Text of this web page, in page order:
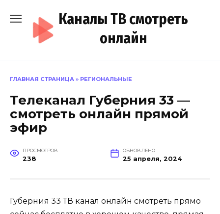
содержанию
Каналы ТВ смотреть
онлайн
ГЛАВНАЯ СТРАНИЦА » РЕГИОНАЛЬНЫЕ
Телеканал Губерния 33 —
смотреть онлайн прямой
эфир
ПРОСМОТРОВ
238
ОБНОВЛЕНО
25 апреля, 2024
Губерния 33 ТВ канал онлайн смотреть прямо